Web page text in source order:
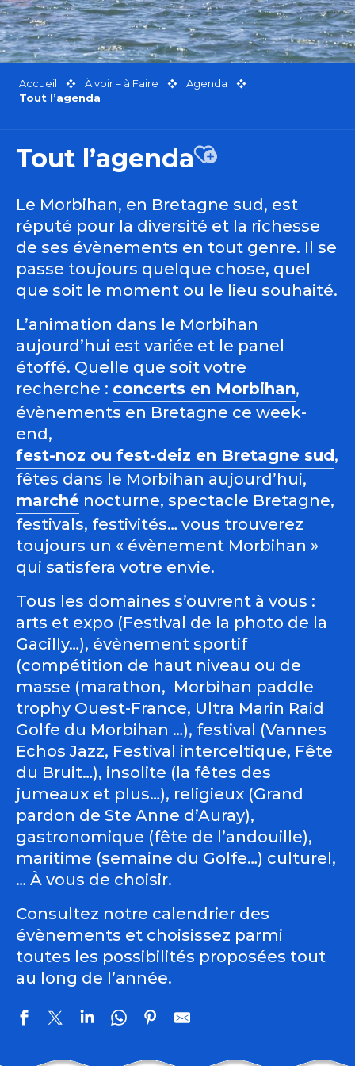
Accueil À voir – à Faire
Agenda
Tout l’agenda
Tout l’agendaAjouter aux
Le Morbihan, en Bretagne sud, est
réputé pour la diversité et la richesse
de ses évènements en tout genre. Il se
passe toujours quelque chose, quel
que soit le moment ou le lieu souhaité.
L’animation dans le Morbihan
aujourd’hui est variée et le panel
étoffé. Quelle que soit votre
recherche : concerts en Morbihan,
évènements en Bretagne ce week-
end,
fest-noz ou fest-deiz en Bretagne sud,
fêtes dans le Morbihan aujourd’hui,
marché nocturne, spectacle Bretagne,
festivals, festivités… vous trouverez
toujours un « évènement Morbihan »
qui satisfera votre envie.
Tous les domaines s’ouvrent à vous :
arts et expo (Festival de la photo de la
Gacilly…), évènement sportif
(compétition de haut niveau ou de
masse (marathon, Morbihan paddle
trophy Ouest-France, Ultra Marin Raid
Golfe du Morbihan …), festival (Vannes
Echos Jazz, Festival interceltique, Fête
du Bruit…), insolite (la fêtes des
jumeaux et plus…), religieux (Grand
pardon de Ste Anne d’Auray),
gastronomique (fête de l’andouille),
maritime (semaine du Golfe…) culturel,
… À vous de choisir.
Consultez notre calendrier des
évènements et choisissez parmi
toutes les possibilités proposées tout
au long de l’année.